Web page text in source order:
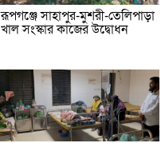
রূপগঞ্জে সাহাপুর-মুশরী-তেলিপাড়া
খাল সংস্কার কাজের উদ্বোধন